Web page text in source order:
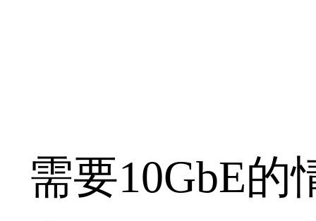
需要10GbE